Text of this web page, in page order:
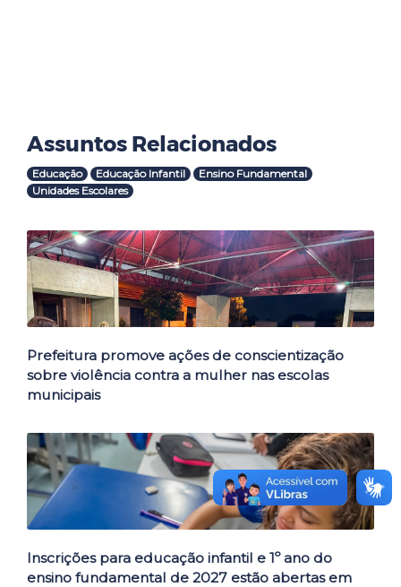
Assuntos Relacionados
Educação Educação Infantil
Ensino Fundamental
Unidades Escolares
Outras Notícias
Prefeitura promove ações de conscientização
sobre violência contra a mulher nas escolas
municipais
Inscrições para educação infantil e 1º ano do
ensino fundamental de 2027 estão abertas em